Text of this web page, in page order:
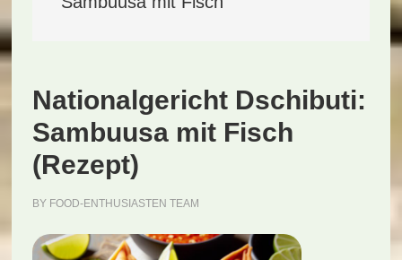
Nationalgericht Dschibuti:
Sambuusa mit Fisch
(Rezept)
BY FOOD-ENTHUSIASTEN TEAM